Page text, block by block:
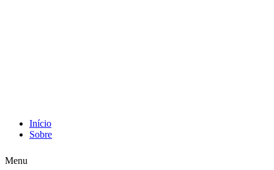
Início
Sobre
Menu